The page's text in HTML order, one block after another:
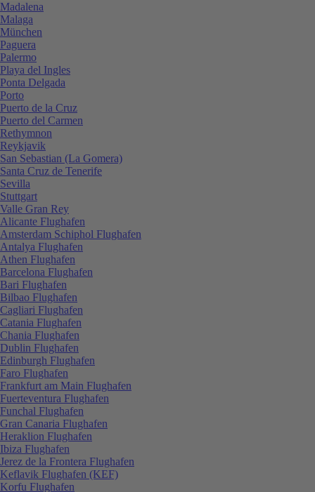
Madalena
Malaga
München
Paguera
Palermo
Playa del Ingles
Ponta Delgada
Porto
Puerto de la Cruz
Puerto del Carmen
Rethymnon
Reykjavik
San Sebastian (La Gomera)
Santa Cruz de Tenerife
Sevilla
Stuttgart
Valle Gran Rey
Alicante Flughafen
Amsterdam Schiphol Flughafen
Antalya Flughafen
Athen Flughafen
Barcelona Flughafen
Bari Flughafen
Bilbao Flughafen
Cagliari Flughafen
Catania Flughafen
Chania Flughafen
Dublin Flughafen
Edinburgh Flughafen
Faro Flughafen
Frankfurt am Main Flughafen
Fuerteventura Flughafen
Funchal Flughafen
Gran Canaria Flughafen
Heraklion Flughafen
Ibiza Flughafen
Jerez de la Frontera Flughafen
Keflavik Flughafen (KEF)
Korfu Flughafen